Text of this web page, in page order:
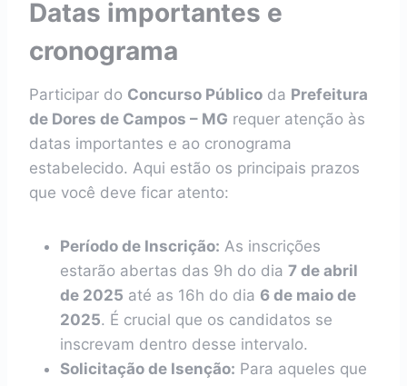
Datas importantes e
cronograma
Participar do Concurso Público da Prefeitura
de Dores de Campos – MG requer atenção às
datas importantes e ao cronograma
estabelecido. Aqui estão os principais prazos
que você deve ficar atento:
Período de Inscrição: As inscrições
estarão abertas das 9h do dia 7 de abril
de 2025 até as 16h do dia 6 de maio de
2025. É crucial que os candidatos se
inscrevam dentro desse intervalo.
Solicitação de Isenção: Para aqueles que